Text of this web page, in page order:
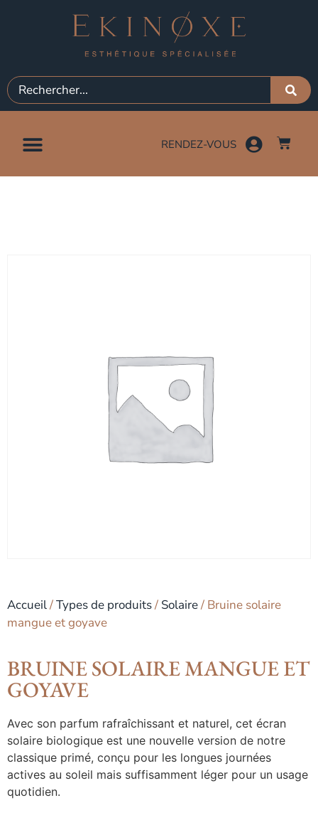
RENDEZ-VOUS
Accueil/Types de produits/ Solaire/ Bruine solaire
mangue et goyave
BRUINE SOLAIRE MANGUE ET
GOYAVE
Avec son parfum rafraîchissant et naturel, cet écran
solaire biologique est une nouvelle version de notre
classique primé, conçu pour les longues journées
actives au soleil mais suffisamment léger pour un usage
quotidien.